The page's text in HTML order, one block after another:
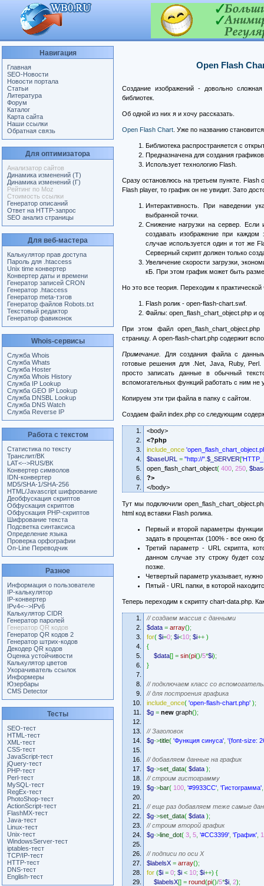
Навигация
Главная
SEO-Новости
Новости портала
Статьи
Литература
Форум
Каталог
Карта сайта
Наши ссылки
Обратная связь
Для оптимизатора
Анализатор сайтов
Динамика изменений (Т)
Динамика изменений (Г)
Рейтинг по Moz
Стоимость ссылки
Генератор описаний
Ответ на HTTP-запрос
SEO анализ страницы
Для веб-мастера
Калькулятор прав доступа
Пароль для .htaccess
Unix time конвертер
Конвертер даты и времени
Генератор записей CRON
Генератор .htaccess
Генератор meta-тэгов
Генератор файлов Robots.txt
Текстовый редактор
Генератор фавиконок
Whois-сервисы
Служба Whois
Служба Whats
Служба Hoster
Служба Whois History
Служба IP Lookup
Служба GEO IP Lookup
Служба DNSBL Lookup
Служба DNS Watch
Служба Reverse IP
Работа с текстом
Статистика по тексту
Транслит/ВК
LAT<-->RUS/ВК
Конвертер символов
IDN-конвертер
MD5/SHA-1/SHA-256
HTML/Javascript шифрование
Деобфускация скриптов
Обфускация скриптов
Обфускация PHP-скриптов
Шифрование текста
Подсветка синтаксиса
Определение языка
Проверка орфографии
On-Line Переводчик
Разное
Информация о пользователе
IP-калькулятор
IP-конвертер
IPv4<-->IPv6
Калькулятор CIDR
Генератор паролей
Генератор QR кодов
Генератор QR кодов 2
Генератор штрих-кодов
Декодер QR кодов
Оценка устойчивости
Калькулятор цветов
Укорачиватель ссылок
Информеры
Юзербары
CMS Detector
Тесты
SEO-тест
HTML-тест
XML-тест
CSS-тест
JavaScript-тест
jQuery-тест
PHP-тест
Perl-тест
MySQL-тест
RegEx-тест
PhotoShop-тест
ActionScript-тест
FlashMX-тест
Java-тест
Linux-тест
Unix-тест
WindowsServer-тест
iptables-тест
TCP/IP-тест
HTTP-тест
DNS-тест
English-тест
Open Flash
Создание изображений - довольно
библиотек.
Об одной из них я и хочу рассказать.
Open Flash Chart . Уже по названию
Библиотека распространяется с
Предназначена для создания
Использует технологию Flash.
Сразу остановлюсь на третьем пункте. Flash
Flash player, то график он не увидит. Зато
Интерактивность. При наведении
выбранной точки.
Снижение нагрузки на сервер. Если
создавать изображение при
случае используется один и тот же
Серверный скрипт должен только
Увеличение скорости загрузки,
кБ. При этом график может быть
Но это все теория. Переходим к
Flash ролик - open-flash-chart.swf.
Файлы: open_flash_chart_object.php и
При этом файл
страницу. А open-flash-chart.php содержит
Примечание.
Для создания файла с
готовые решения для .Net, Java, Ruby,
просто записать данные в обычный
вспомогательных функций работать с ним не
Копируем эти три файла в папку с сайтом.
Создаем файл index.php со следующим
<body>
<?php
include_once
$baseURL = "http://" $_SERVER[
open_flash_chart_object( 400 250
?>
</body>
Тут мы подключили
html код вставки Flash ролика.
Первый и второй параметры
задать в процентах (100% - все окно
Третий параметр - URL скрипта,
данном случае эту строку будет
позже.
Четвертый параметр указывает,
Пятый - URL папки, в которой
Теперь переходим к скрипту chart-data.php.
// создаем массив с данными
$data = array();
for( $i=0; $i<10; $i++ )
{
$data[] = sin(pi()/5*$i);
}
// подключаем класс со
// для построения графика
include_once( 'open-flash-chart.php' );
$g = new graph();
// Заголовок
$g->title( 'Функция синуса' '{font-size:
// добавляем данные на график
$g->set_data( $data );
// строим гистограмму
$g->bar( 100 '#9933CC' 'Гистограмма'
// еще раз добавляем теже самые
$g->set_data( $data );
// строим второй график
$g->line_dot( 3 5 '#CC3399' 'График'
// подписи по оси Х
$labelsX = array();
for ($i = 0; $i < 10; $i++) {
$labelsX[] = round(pi()/5*$i 2);